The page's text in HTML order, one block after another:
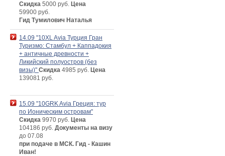
Скидка 5000 руб. Цена
59900 руб.
Гид Тумилович Наталья
14.09 "10XL Avia Турция Гран
Туризмо: Стамбул + Каппадокия
+ античные древности +
Ликийский полуостров (без
визы)" Скидка 4985 руб. Цена
139081 руб.
15.09 "10GRK Avia Греция: тур
по Ионическим островам"
Скидка 9970 руб. Цена
104186 руб. Документы на визу
до 07.08
при подаче в МСК. Гид - Кашин
Иван!